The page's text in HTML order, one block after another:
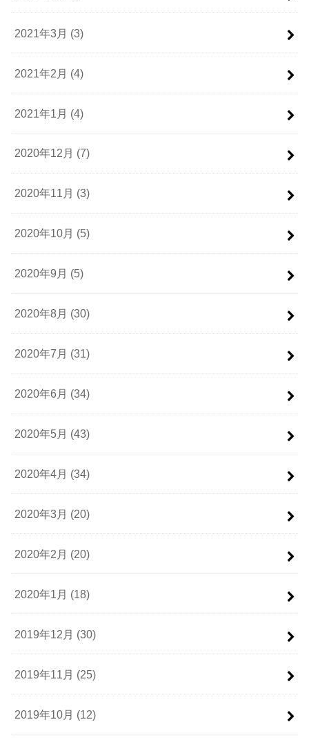
2021年3月 (3)
2021年2月 (4)
2021年1月 (4)
2020年12月 (7)
2020年11月 (3)
2020年10月 (5)
2020年9月 (5)
2020年8月 (30)
2020年7月 (31)
2020年6月 (34)
2020年5月 (43)
2020年4月 (34)
2020年3月 (20)
2020年2月 (20)
2020年1月 (18)
2019年12月 (30)
2019年11月 (25)
2019年10月 (12)